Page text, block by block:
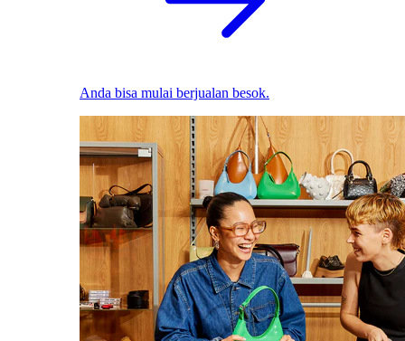
Anda bisa mulai berjualan besok.